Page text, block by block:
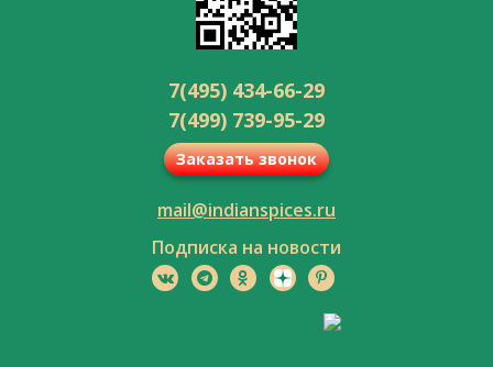
7(495) 434-66-29
7(499) 739-95-29
Заказать звонок
mail@indianspices.ru
Подписка на новости